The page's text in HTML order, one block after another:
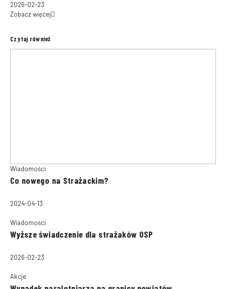
2026-02-23
Zobacz więcej
Czytaj również
Wiadomości
Co nowego na Strażackim?
2024-04-13
Wiadomości
Wyższe świadczenie dla strażaków OSP
2026-02-23
Akcje